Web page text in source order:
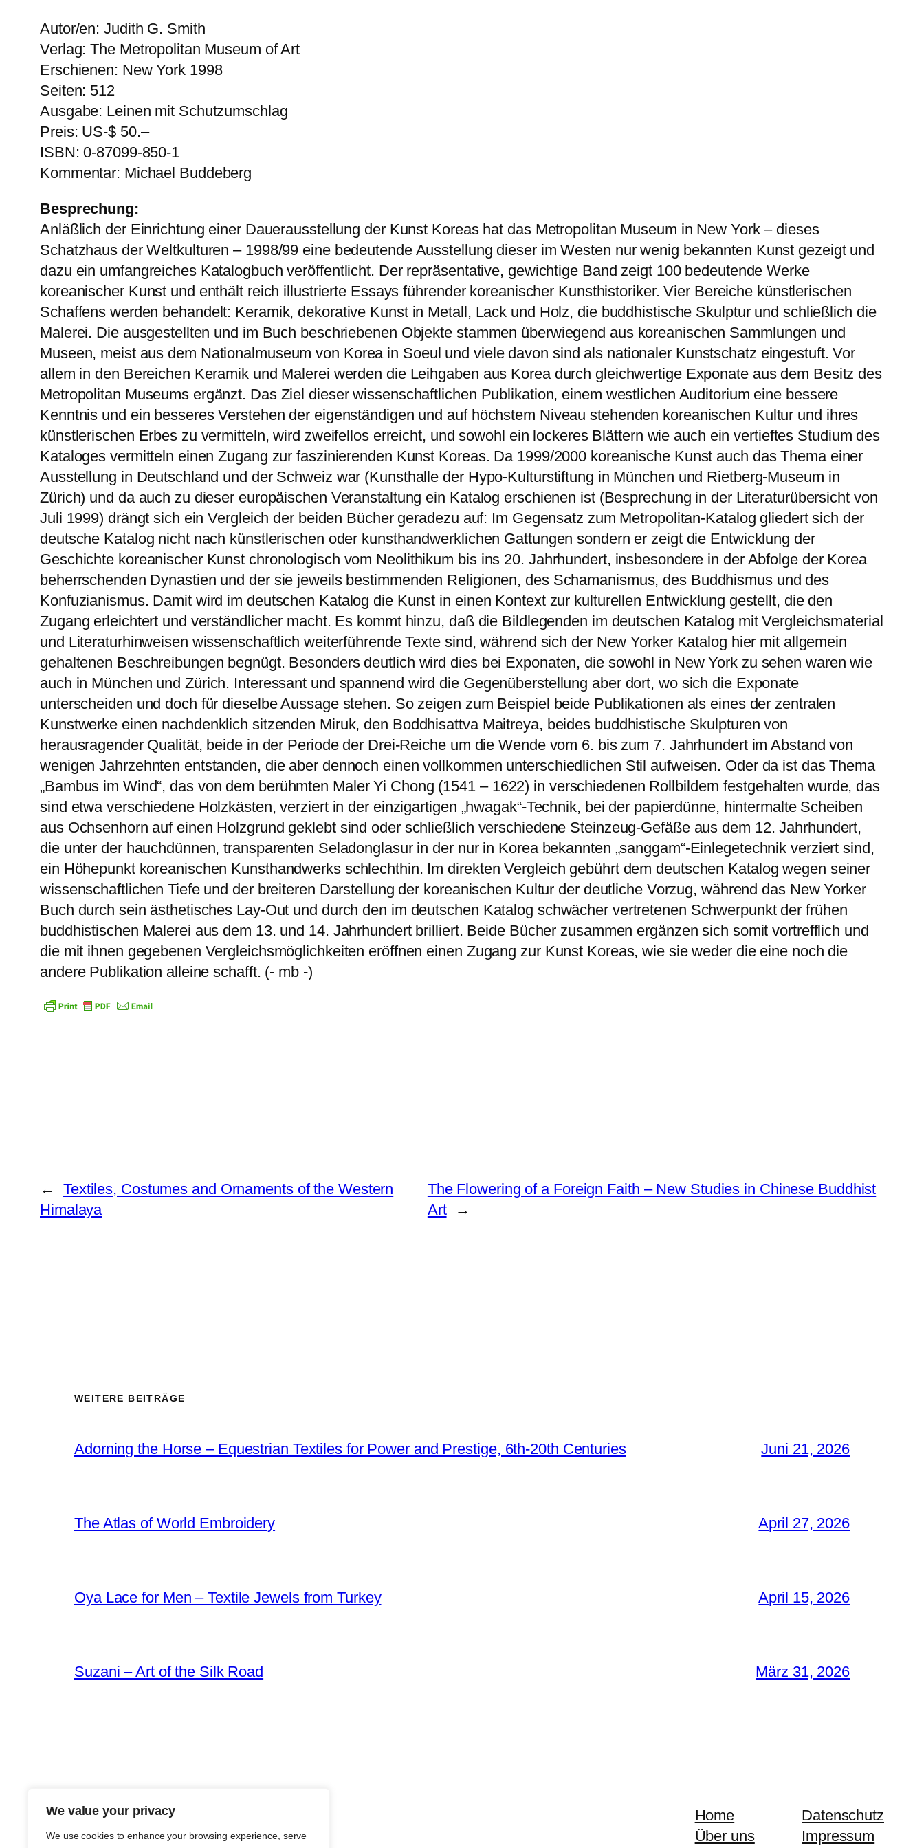
We value your privacy
We use cookies to enhance your browsing experience, serve
Autor/en: Judith G. Smith
Verlag: The Metropolitan Museum of Art
Erschienen: New York 1998
Seiten: 512
Ausgabe: Leinen mit Schutzumschlag
Preis: US-$ 50.–
ISBN: 0-87099-850-1
Kommentar: Michael Buddeberg
Besprechung:
Anläßlich der Einrichtung einer Dauerausstellung der Kunst Koreas hat das Metropolitan Museum in New York – dieses
Schatzhaus der Weltkulturen – 1998/99 eine bedeutende Ausstellung dieser im Westen nur wenig bekannten Kunst gezeigt und
dazu ein umfangreiches Katalogbuch veröffentlicht. Der repräsentative, gewichtige Band zeigt 100 bedeutende Werke
koreanischer Kunst und enthält reich illustrierte Essays führender koreanischer Kunsthistoriker. Vier Bereiche künstlerischen
Schaffens werden behandelt: Keramik, dekorative Kunst in Metall, Lack und Holz, die buddhistische Skulptur und schließlich die
Malerei. Die ausgestellten und im Buch beschriebenen Objekte stammen überwiegend aus koreanischen Sammlungen und
Museen, meist aus dem Nationalmuseum von Korea in Soeul und viele davon sind als nationaler Kunstschatz eingestuft. Vor
allem in den Bereichen Keramik und Malerei werden die Leihgaben aus Korea durch gleichwertige Exponate aus dem Besitz des
Metropolitan Museums ergänzt. Das Ziel dieser wissenschaftlichen Publikation, einem westlichen Auditorium eine bessere
Kenntnis und ein besseres Verstehen der eigenständigen und auf höchstem Niveau stehenden koreanischen Kultur und ihres
künstlerischen Erbes zu vermitteln, wird zweifellos erreicht, und sowohl ein lockeres Blättern wie auch ein vertieftes Studium des
Kataloges vermitteln einen Zugang zur faszinierenden Kunst Koreas. Da 1999/2000 koreanische Kunst auch das Thema einer
Ausstellung in Deutschland und der Schweiz war (Kunsthalle der Hypo-Kulturstiftung in München und Rietberg-Museum in
Zürich) und da auch zu dieser europäischen Veranstaltung ein Katalog erschienen ist (Besprechung in der Literaturübersicht von
Juli 1999) drängt sich ein Vergleich der beiden Bücher geradezu auf: Im Gegensatz zum Metropolitan-Katalog gliedert sich der
deutsche Katalog nicht nach künstlerischen oder kunsthandwerklichen Gattungen sondern er zeigt die Entwicklung der
Geschichte koreanischer Kunst chronologisch vom Neolithikum bis ins 20. Jahrhundert, insbesondere in der Abfolge der Korea
beherrschenden Dynastien und der sie jeweils bestimmenden Religionen, des Schamanismus, des Buddhismus und des
Konfuzianismus. Damit wird im deutschen Katalog die Kunst in einen Kontext zur kulturellen Entwicklung gestellt, die den
Zugang erleichtert und verständlicher macht. Es kommt hinzu, daß die Bildlegenden im deutschen Katalog mit Vergleichsmaterial
und Literaturhinweisen wissenschaftlich weiterführende Texte sind, während sich der New Yorker Katalog hier mit allgemein
gehaltenen Beschreibungen begnügt. Besonders deutlich wird dies bei Exponaten, die sowohl in New York zu sehen waren wie
auch in München und Zürich. Interessant und spannend wird die Gegenüberstellung aber dort, wo sich die Exponate
unterscheiden und doch für dieselbe Aussage stehen. So zeigen zum Beispiel beide Publikationen als eines der zentralen
Kunstwerke einen nachdenklich sitzenden Miruk, den Boddhisattva Maitreya, beides buddhistische Skulpturen von
herausragender Qualität, beide in der Periode der Drei-Reiche um die Wende vom 6. bis zum 7. Jahrhundert im Abstand von
wenigen Jahrzehnten entstanden, die aber dennoch einen vollkommen unterschiedlichen Stil aufweisen. Oder da ist das Thema
„Bambus im Wind“, das von dem berühmten Maler Yi Chong (1541 – 1622) in verschiedenen Rollbildern festgehalten wurde, das
sind etwa verschiedene Holzkästen, verziert in der einzigartigen „hwagak“-Technik, bei der papierdünne, hintermalte Scheiben
aus Ochsenhorn auf einen Holzgrund geklebt sind oder schließlich verschiedene Steinzeug-Gefäße aus dem 12. Jahrhundert,
die unter der hauchdünnen, transparenten Seladonglasur in der nur in Korea bekannten „sanggam“-Einlegetechnik verziert sind,
ein Höhepunkt koreanischen Kunsthandwerks schlechthin. Im direkten Vergleich gebührt dem deutschen Katalog wegen seiner
wissenschaftlichen Tiefe und der breiteren Darstellung der koreanischen Kultur der deutliche Vorzug, während das New Yorker
Buch durch sein ästhetisches Lay-Out und durch den im deutschen Katalog schwächer vertretenen Schwerpunkt der frühen
buddhistischen Malerei aus dem 13. und 14. Jahrhundert brilliert. Beide Bücher zusammen ergänzen sich somit vortrefflich und
die mit ihnen gegebenen Vergleichsmöglichkeiten eröffnen einen Zugang zur Kunst Koreas, wie sie weder die eine noch die
andere Publikation alleine schafft. (- mb -)
←
Textiles, Costumes and Ornaments of the Western
Himalaya
The Flowering of a Foreign Faith – New Studies in Chinese Buddhist
Art
→
WEITERE BEITRÄGE
Adorning the Horse – Equestrian Textiles for Power and Prestige, 6th-20th Centuries Juni 21, 2026
The Atlas of World Embroidery April 27, 2026
Oya Lace for Men – Textile Jewels from Turkey April 15, 2026
Suzani – Art of the Silk Road März 31, 2026
Home
Über uns
Datenschutz
Impressum